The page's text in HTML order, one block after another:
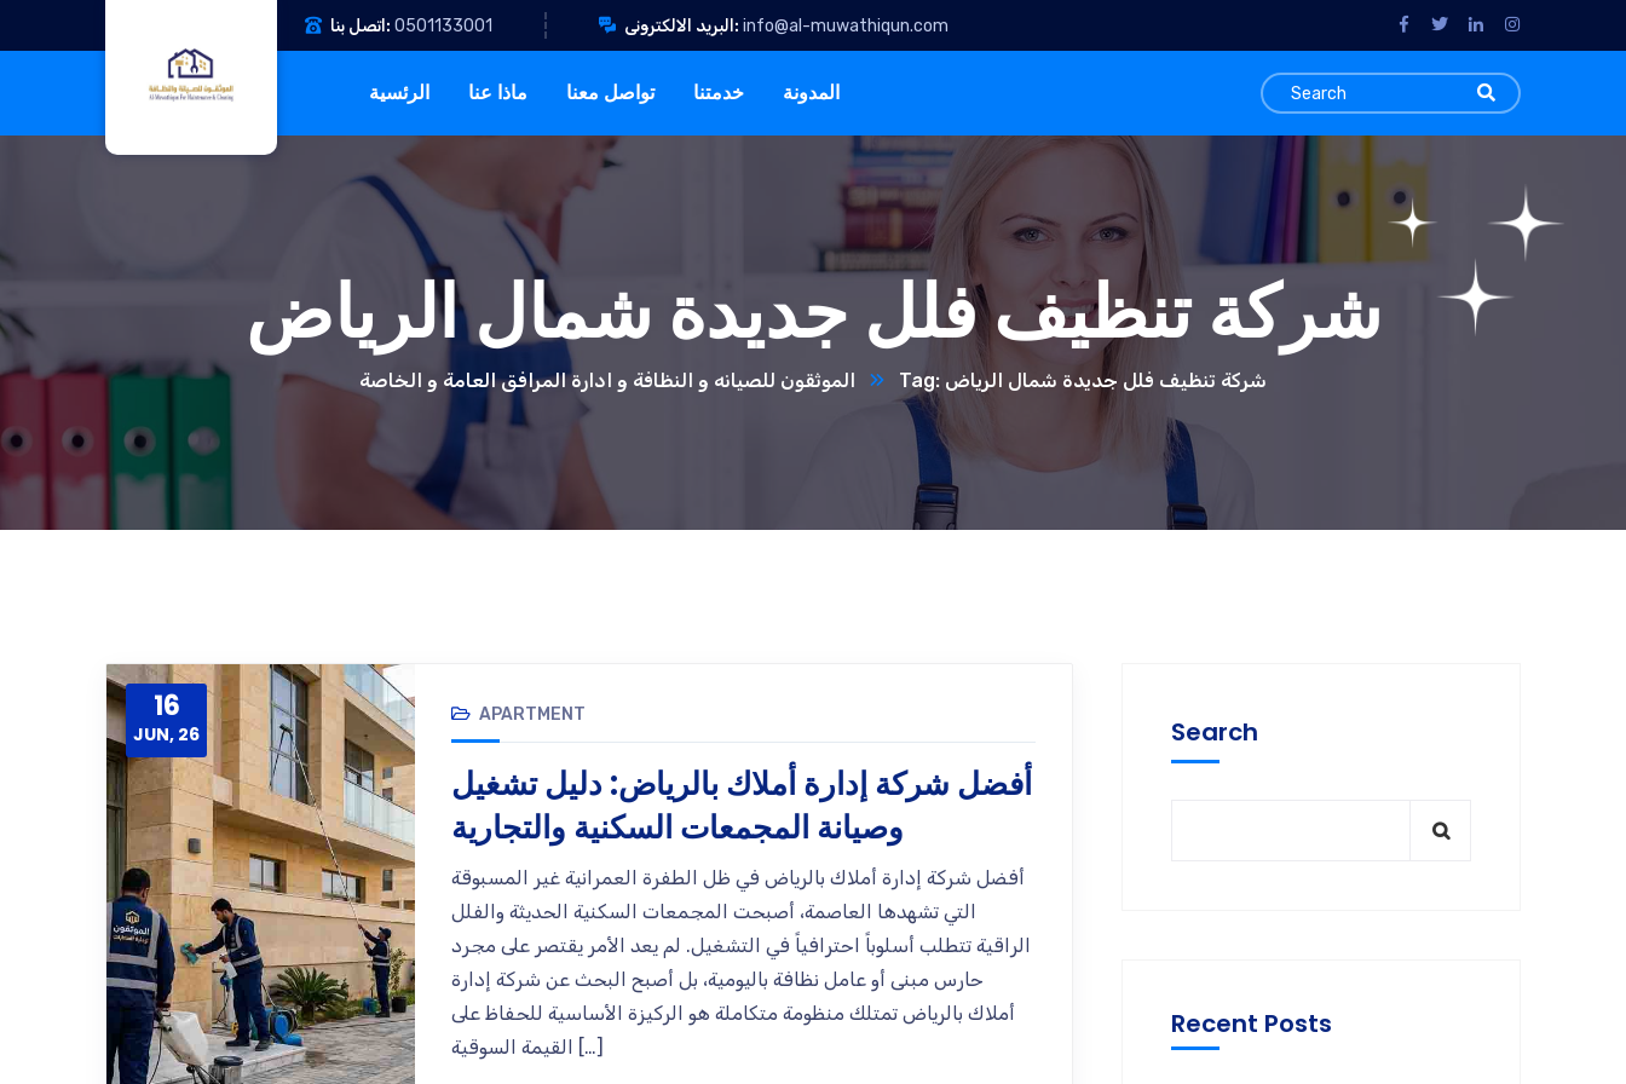
اتصل بنا: 0501133001 البريد الالكترونى: info@al-muwathiqun.com
الرئسية ماذا عنا تواصل معنا خدمتنا المدونة
شركة تنظيف فلل جديدة شمال الرياض
الموثقون للصيانه و النظافة و ادارة المرافق العامة و الخاصة Tag: شركة تنظيف فلل جديدة شمال الرياض
16
JUN, 26
APARTMENT
أفضل شركة إدارة أملاك بالرياض: دليل تشغيل
وصيانة المجمعات السكنية والتجارية
أفضل شركة إدارة أملاك بالرياض في ظل الطفرة العمرانية غير المسبوقة
التي تشهدها العاصمة، أصبحت المجمعات السكنية الحديثة والفلل
الراقية تتطلب أسلوباً احترافياً في التشغيل. لم يعد الأمر يقتصر على مجرد
حارس مبنى أو عامل نظافة باليومية، بل أصبح البحث عن شركة إدارة
أملاك بالرياض تمتلك منظومة متكاملة هو الركيزة الأساسية للحفاظ على
القيمة السوقية […]
Search
Recent Posts